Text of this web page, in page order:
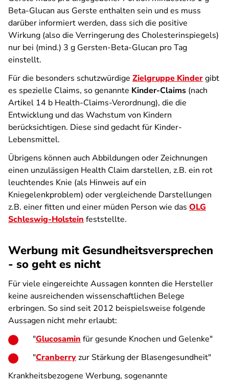
Beta-Glucan aus Gerste enthalten sein und es muss
darüber informiert werden, dass sich die positive
Wirkung (also die Verringerung des Cholesterinspiegels)
nur bei (mind.) 3 g Gersten-Beta-Glucan pro Tag
einstellt.
Für die besonders schutzwürdige Zielgruppe Kindergibt
es spezielle Claims, so genannte Kinder-Claims (nach
Artikel 14 b Health-Claims-Verordnung), die die
Entwicklung und das Wachstum von Kindern
berücksichtigen. Diese sind gedacht für Kinder-
Lebensmittel.
Übrigens können auch Abbildungen oder Zeichnungen
einen unzulässigen Health Claim darstellen, z.B. ein rot
leuchtendes Knie (als Hinweis auf ein
Kniegelenkproblem) oder vergleichende Darstellungen
z.B. einer fitten und einer müden Person wie das OLG
Schleswig-Holstein feststellte.
Werbung mit Gesundheitsversprechen
- so geht es nicht
Für viele eingereichte Aussagen konnten die Hersteller
keine ausreichenden wissenschaftlichen Belege
erbringen. So sind seit 2012 beispielsweise folgende
Aussagen nicht mehr erlaubt:
"Glucosamin für gesunde Knochen und Gelenke"
"Cranberryzur Stärkung der Blasengesundheit"
Krankheitsbezogene Werbung, sogenannte